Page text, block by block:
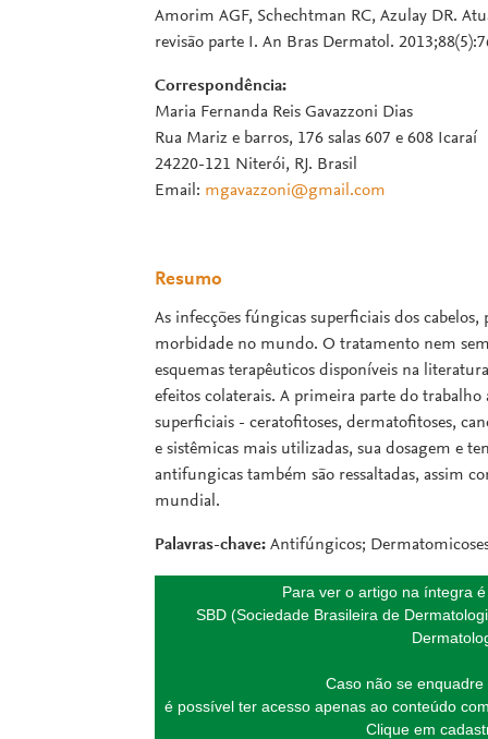
Amorim AGF, Schechtman RC, Azulay DR.
revisão parte I. An Bras Dermatol.
Correspondência:
Maria Fernanda Reis Gavazzoni Dias
Rua Mariz e barros, 176 salas 607 e 608 Icaraí
24220-121 Niterói, RJ. Brasil
Email: mgavazzoni@gmail.com
Resumo
As infecções fúngicas superficiais dos
morbidade no mundo. O tratamento nem
esquemas terapêuticos disponíveis na
efeitos colaterais. A primeira parte do trabalho
superficiais - ceratofitoses, dermatofitoses,
e sistêmicas mais utilizadas, sua dosagem e
antifungicas também são ressaltadas, assim
mundial.
Palavras-chave: Antifúngicos;
Para ver o artigo na íntegra
SBD (Sociedade Brasileira de
Caso não se
é possível ter acesso apenas ao conteúdo
Clique em